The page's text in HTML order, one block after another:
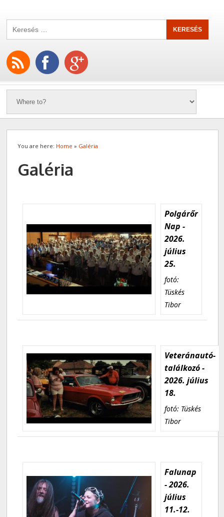
You are here: Home » Galéria
Galéria
Polgárőr
Nap -
2026.
július
25.
fotó:
Tüskés
Tibor
Veteránautó-
találkozó -
2026. július
18.
fotó: Tüskés
Tibor
Falunap
- 2026.
július
11.-12.